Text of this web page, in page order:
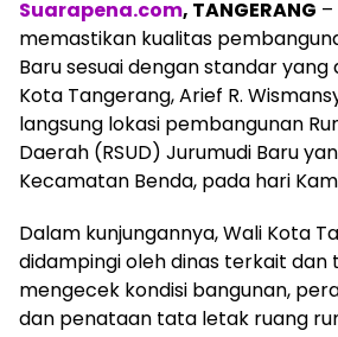
Suarapena.com, TANGERANG
memastikan kualitas
Baru sesuai dengan standar
Kota Tangerang, Arief R.
langsung lokasi pembangunan
Daerah (RSUD) Jurumudi Baru
Kecamatan Benda, pada hari
Dalam kunjungannya, Wali Kota
didampingi oleh dinas terkait dan
mengecek kondisi bangunan,
dan penataan tata letak ruang